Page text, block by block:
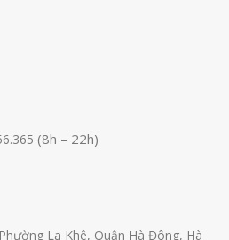
(8h – 22h)
La Khê, Quận Hà Đông, Hà